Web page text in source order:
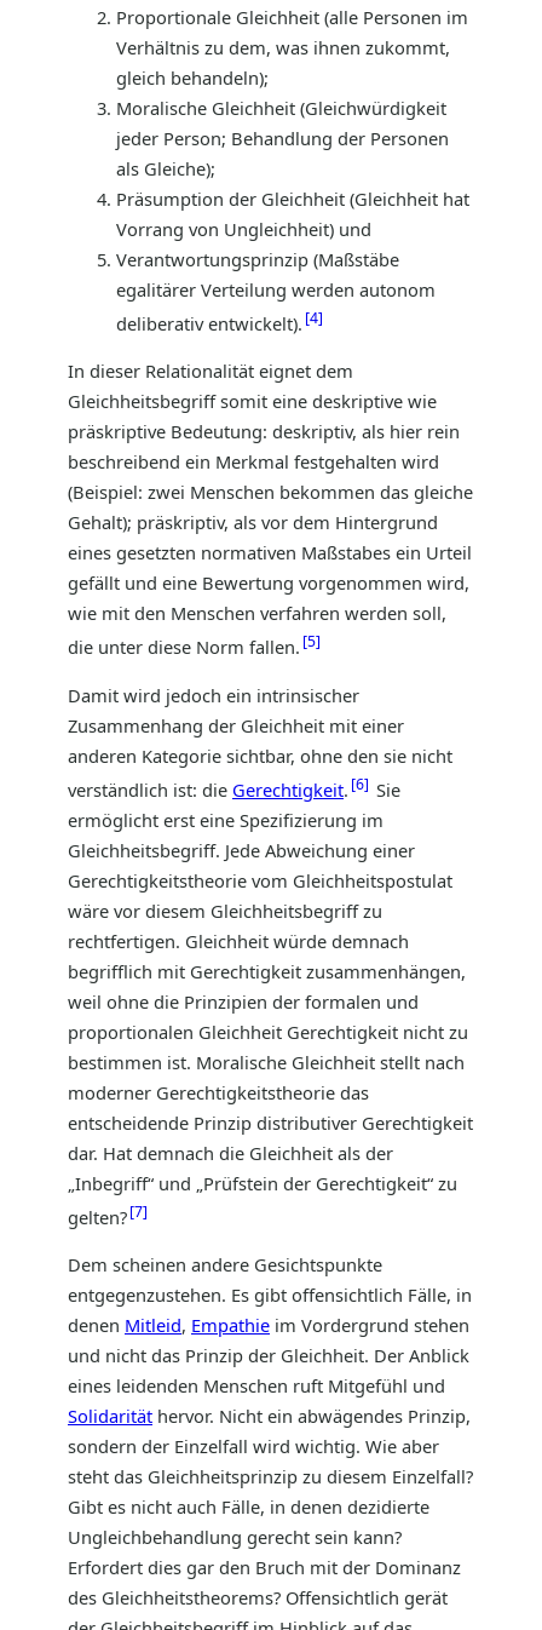
Proportionale Gleichheit (alle Personen im
Verhältnis zu dem, was ihnen zukommt,
gleich behandeln);
Moralische Gleichheit (Gleichwürdigkeit
jeder Person; Behandlung der Personen
als Gleiche);
Präsumption der Gleichheit (Gleichheit hat
Vorrang von Ungleichheit) und
Verantwortungsprinzip (Maßstäbe
egalitärer Verteilung werden autonom
deliberativ entwickelt). 4
In dieser Relationalität eignet dem
Gleichheitsbegriff somit eine deskriptive wie
präskriptive Bedeutung: deskriptiv, als hier rein
beschreibend ein Merkmal festgehalten wird
(Beispiel: zwei Menschen bekommen das gleiche
Gehalt); präskriptiv, als vor dem Hintergrund
eines gesetzten normativen Maßstabes ein Urteil
gefällt und eine Bewertung vorgenommen wird,
wie mit den Menschen verfahren werden soll,
die unter diese Norm fallen. 5
Damit wird jedoch ein intrinsischer
Zusammenhang der Gleichheit mit einer
anderen Kategorie sichtbar, ohne den sie nicht
verständlich ist: die Gerechtigkeit. 6 Sie
ermöglicht erst eine Spezifizierung im
Gleichheitsbegriff. Jede Abweichung einer
Gerechtigkeitstheorie vom Gleichheitspostulat
wäre vor diesem Gleichheitsbegriff zu
rechtfertigen. Gleichheit würde demnach
begrifflich mit Gerechtigkeit zusammenhängen,
weil ohne die Prinzipien der formalen und
proportionalen Gleichheit Gerechtigkeit nicht zu
bestimmen ist. Moralische Gleichheit stellt nach
moderner Gerechtigkeitstheorie das
entscheidende Prinzip distributiver Gerechtigkeit
dar. Hat demnach die Gleichheit als der
„Inbegriff“ und „Prüfstein der Gerechtigkeit“ zu
gelten? 7
Dem scheinen andere Gesichtspunkte
entgegenzustehen. Es gibt offensichtlich Fälle, in
denen Mitleid, Empathie im Vordergrund stehen
und nicht das Prinzip der Gleichheit. Der Anblick
eines leidenden Menschen ruft Mitgefühl und
Solidarität hervor. Nicht ein abwägendes Prinzip,
sondern der Einzelfall wird wichtig. Wie aber
steht das Gleichheitsprinzip zu diesem Einzelfall?
Gibt es nicht auch Fälle, in denen dezidierte
Ungleichbehandlung gerecht sein kann?
Erfordert dies gar den Bruch mit der Dominanz
des Gleichheitstheorems? Offensichtlich gerät